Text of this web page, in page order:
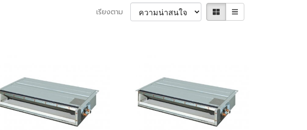
เรียงตาม